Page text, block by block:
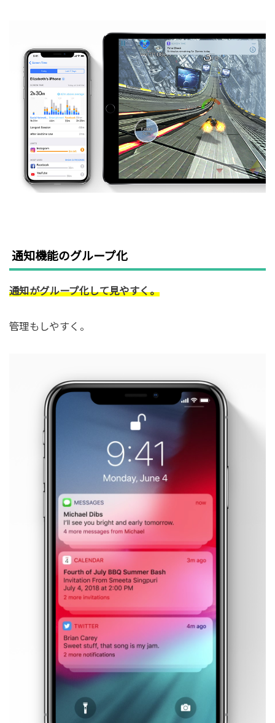
通知機能のグループ化
通知がグループ化して見やすく。
管理もしやすく。